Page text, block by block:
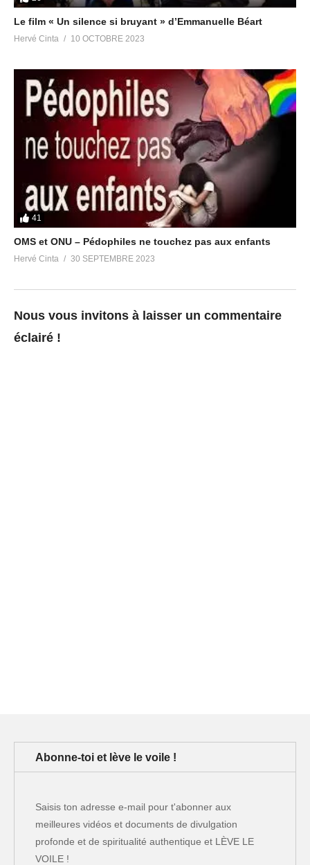
Le film « Un silence si bruyant » d’Emmanuelle Béart
Hervé Cinta 10 OCTOBRE 2023
41
OMS et ONU – Pédophiles ne touchez pas aux enfants
Hervé Cinta 30 SEPTEMBRE 2023
Nous vous invitons à laisser un commentaire
éclairé !
Abonne-toi et lève le voile !
Saisis ton adresse e-mail pour t'abonner aux
meilleures vidéos et documents de divulgation
profonde et de spiritualité authentique et LÈVE LE
VOILE !